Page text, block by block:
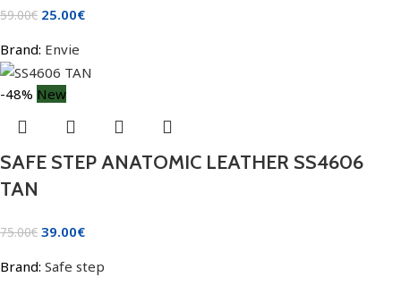
59.00€ 25.00€
Brand: Envie
-48% New
SAFE STEP ANATOMIC LEATHER SS4606
TAN
75.00€ 39.00€
Brand: Safe step